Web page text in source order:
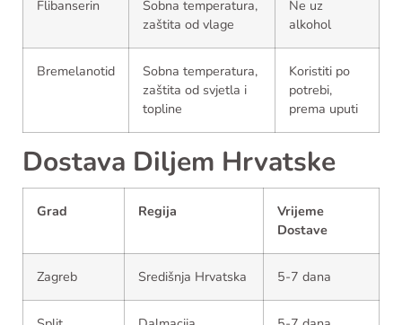
Flibanserin
Sobna temperatura,
zaštita od vlage
Ne uz
alkohol
Bremelanotid
Sobna temperatura,
zaštita od svjetla i
topline
Koristiti po
potrebi,
prema uputi
Dostava Diljem Hrvatske
Grad Regija
Vrijeme
Dostave
Zagreb Središnja Hrvatska 5-7 dana